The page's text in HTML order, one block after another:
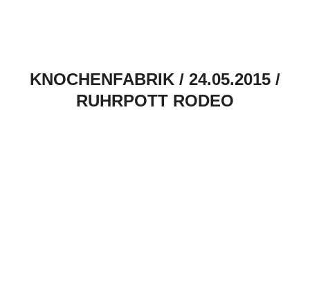
KNOCHENFABRIK / 24.05.2015 /
RUHRPOTT RODEO